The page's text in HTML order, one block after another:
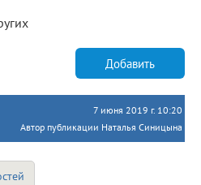
Добавить
7 июня 2019 г. 10:20
Автор публикации Наталья Синицына